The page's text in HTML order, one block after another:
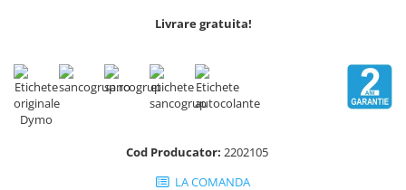
Capse, Pini si Cuie
Capse Rapid
Cuie Rapid
Ciocane de capsat pentru fixat
Scule unelte lucru la inaltime
Surubelnite
Surubelnite pentru Mecanici
Surubelnite testare tensiune
Livrare gratuita!
Cod Producator: 2202105
LA COMANDA